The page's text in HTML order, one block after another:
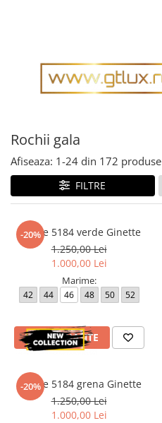
Rochii dama
Rochii matase naturala
Rochii casual
Bluze dama
Pantaloni dama
Fuste dama
Sacouri dama
Compleuri dama
Imbracaminte sport dama
Tricouri dama
Geci si Scurte
Paltoane
Pardesie
Veste dama
Tricotaje dama
Accesorii dama
Pijamale barbati
Accesorii barbati
Fulare barbati
Tricouri barbati
Tricotaje
Imbracaminte sport barbati
Costume barbati
Cravate
Camasi barbati
Sacouri barbati
Pantaloni barbati
Rochii gala
Afiseaza: 1-24 din 172 produse
FILTRE
-20%
Rochie 5184 verde Ginette
1.250,00 Lei
1.000,00 Lei
Marime:
42 44 46 48 50 52
VEZI VARIANTE
-20%
Rochie 5184 grena Ginette
1.250,00 Lei
1.000,00 Lei